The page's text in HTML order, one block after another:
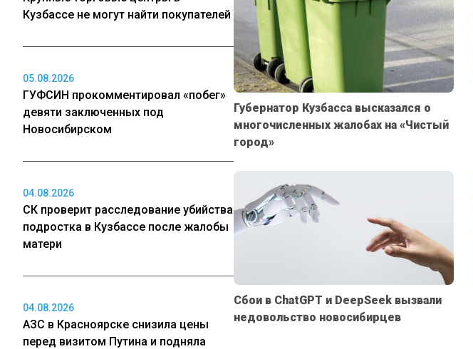
Кузбассе не могут найти покупателей
05.08.2026
ГУФСИН прокомментировал «побег»
девяти заключенных под
Новосибирском
04.08.2026
СК проверит расследование убийства
подростка в Кузбассе после жалобы
матери
04.08.2026
АЗС в Красноярске снизила цены
перед визитом Путина и подняла
Губернатор Кузбасса высказался о
многочисленных жалобах на «Чистый
город»
Сбои в ChatGPT и DeepSeek вызвали
недовольство новосибирцев